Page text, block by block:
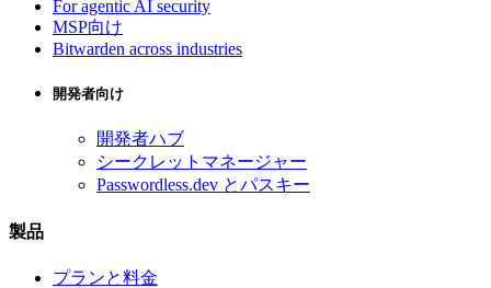
For agentic AI security
MSP向け
Bitwarden across industries
開発者向け
開発者ハブ
シークレットマネージャー
Passwordless.dev とパスキー
製品
プランと料金